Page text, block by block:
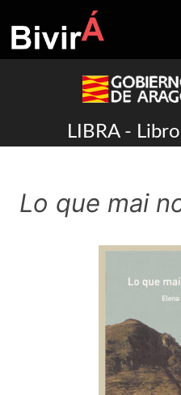
to
content
LIBRA -
Lo que mai